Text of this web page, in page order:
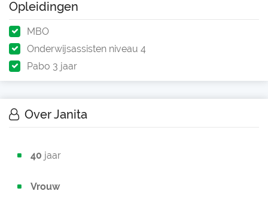
Opleidingen
MBO
Onderwijsassisten niveau 4
Pabo 3 jaar
Over Janita
40 jaar
Vrouw